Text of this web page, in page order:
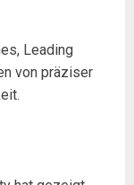
Leading
von präziser